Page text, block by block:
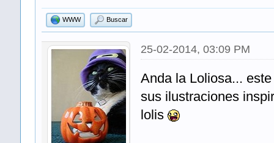
WWW Buscar
25-02-2014, 03:09 PM
Anda la Loliosa...
sus ilustraciones
lolis